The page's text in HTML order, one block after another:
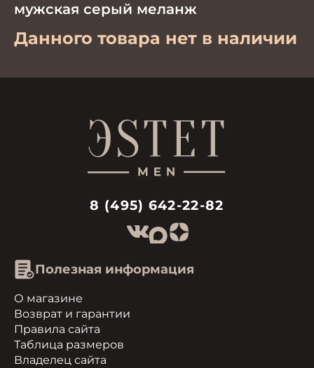
мужская серый меланж
Данного товара нет в наличии
8 (495) 642-22-82
Полезная информация
О магазине
Возврат и гарантии
Правила сайта
Таблица размеров
Владелец сайта